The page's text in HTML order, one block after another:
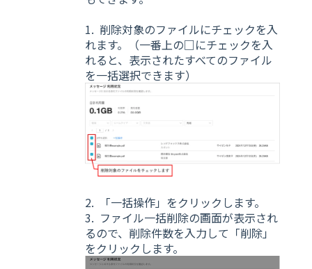
1. 削除対象のファイルにチェックを入
れます。（一番上の□にチェックを入
れると、表示されたすべてのファイル
を一括選択できます）
2. 「一括操作」をクリックします。
3. ファイル一括削除の画面が表示され
るので、削除件数を入力して「削除」
をクリックします。